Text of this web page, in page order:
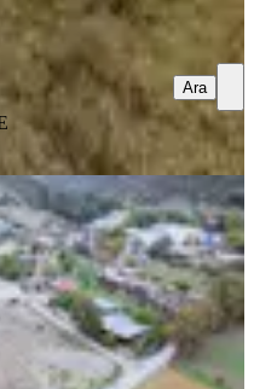
Ara
Şaşal Köy
2.749 M² Arazi
·01.08.2026